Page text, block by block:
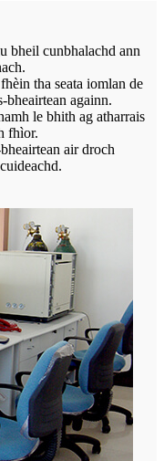
bheil cunbhalachd ann
tha seata iomlan de
bheairtean againn.
le bhith ag atharrais
fhìor.
air droch